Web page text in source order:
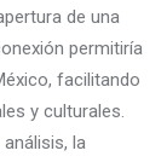
de una
permitiría
facilitando
y culturales.
la